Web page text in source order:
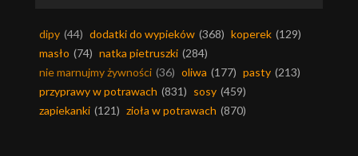
dipy (44) dodatki do wypieków (368) koperek (129)
masło (74) natka pietruszki (284)
nie marnujmy żywności (36) oliwa (177) pasty (213)
przyprawy w potrawach (831) sosy (459)
zapiekanki (121) zioła w potrawach (870)